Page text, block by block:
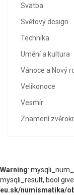
Svatba
Světový design
Technika
Umění a kultura
Vánoce a Nový
Velikonoce
Vesmír
Znamení
Warning:
mysqli_result, bool
eu.sk/numismatika/